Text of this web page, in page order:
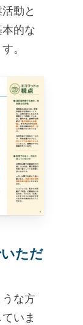
動と
的な
。
ただ
な方
いま